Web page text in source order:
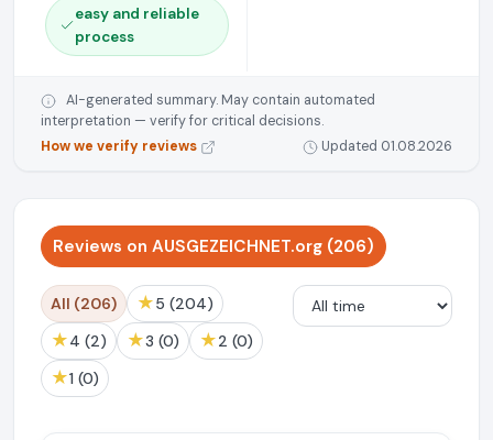
easy and reliable
process
AI-generated summary. May contain automated
interpretation — verify for critical decisions.
How we verify reviews
Updated 01.08.2026
Reviews on AUSGEZEICHNET.org (206)
All (206) ★ 5 (204)
★ 4 (2) ★ 3 (0) ★ 2 (0)
★ 1 (0)